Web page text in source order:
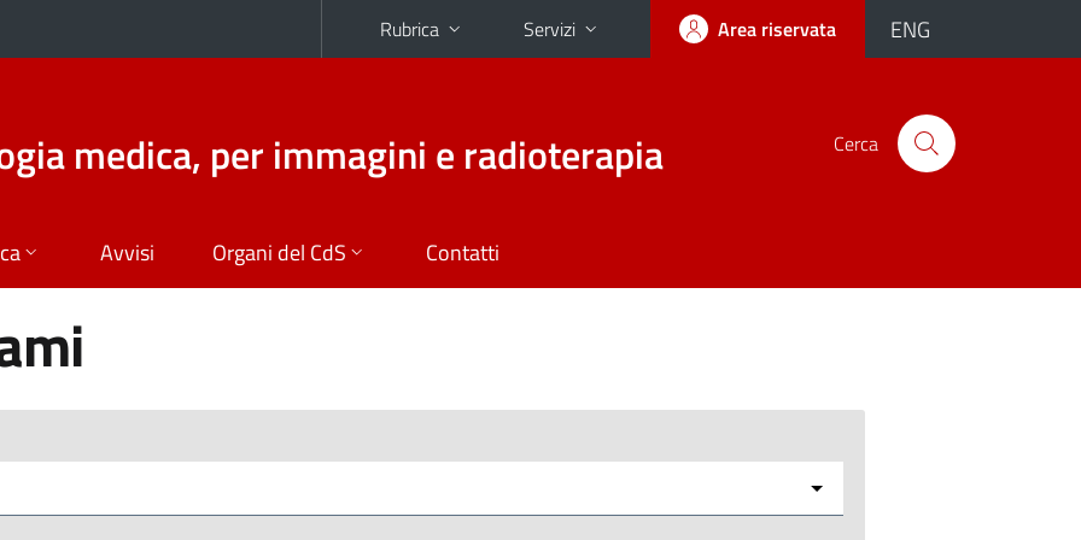
Rubrica Servizi Area riservata ENG
medica, per immagini e radioterapia Cerca
Avvisi Organi del CdS Contatti